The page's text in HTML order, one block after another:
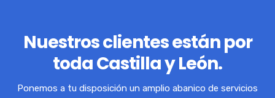
Nuestros clientes están por
toda Castilla y León.
Ponemos a tu disposición un amplio abanico de servicios